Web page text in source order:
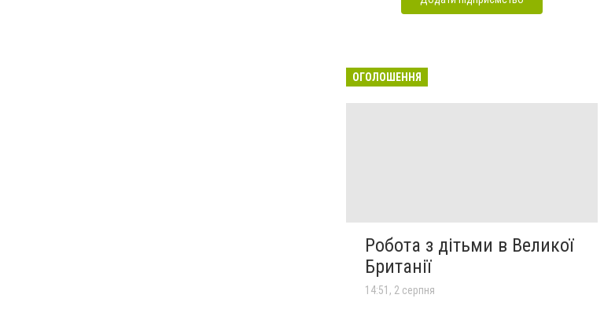
ОГОЛОШЕННЯ
Робота з дітьми в Великої
Британії
14:51, 2 серпня